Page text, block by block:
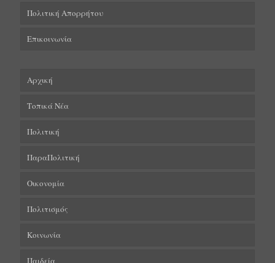
Πολιτική Απορρήτου
Επικοινωνία
Αρχική
Τοπικά Νέα
Πολιτική
ΠαραΠολιτική
Οικονομία
Πολιτισμός
Κοινωνία
Παιδεία